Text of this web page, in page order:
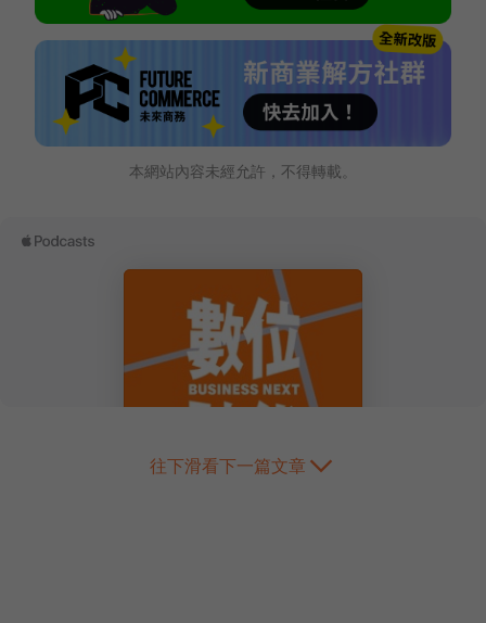
本網站內容未經允許，不得轉載。
往下滑看下一篇文章